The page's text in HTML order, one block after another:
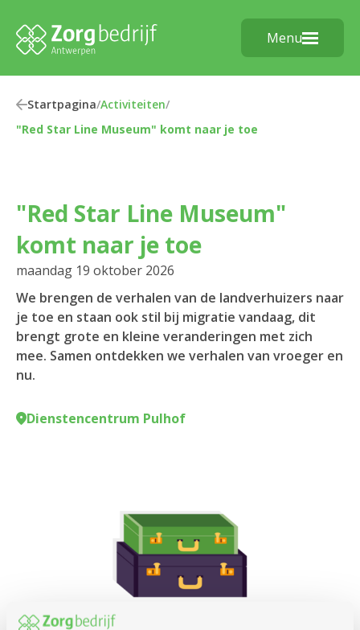
Menu
Startpagina/Activiteiten/
"Red Star Line Museum" komt naar je toe
"Red Star Line Museum"
komt naar je toe
maandag 19 oktober 2026
We brengen de verhalen van de landverhuizers naar
je toe en staan ook stil bij migratie vandaag, dit
brengt grote en kleine veranderingen met zich
mee. Samen ontdekken we verhalen van vroeger en
nu.
Dienstencentrum Pulhof